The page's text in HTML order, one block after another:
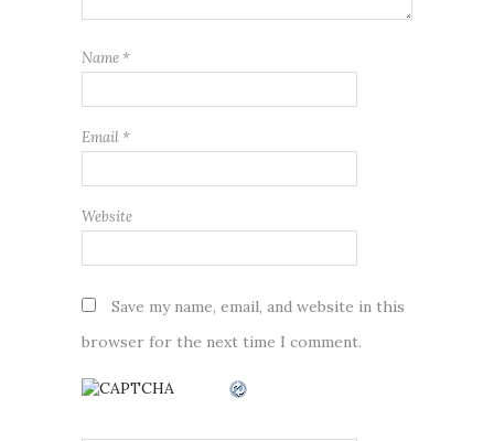
Name *
Email *
Website
Save my name, email, and website in this
browser for the next time I comment.